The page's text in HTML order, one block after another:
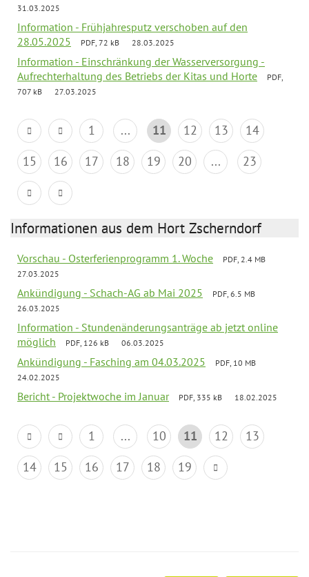
31.03.2025
Information - Frühjahresputz verschoben auf den
28.05.2025
PDF, 72 kB 28.03.2025
Information - Einschränkung der Wasserversorgung -
Aufrechterhaltung des Betriebs der Kitas und Horte
PDF,
707 kB
27.03.2025
1 ... 11 12 13
14
15
16 17 18 19 20 ... 23
Informationen aus dem Hort Zscherndorf
Vorschau - Osterferienprogramm 1. Woche
PDF, 2.4 MB
27.03.2025
Ankündigung - Schach-AG ab Mai 2025
PDF, 6.5 MB
26.03.2025
Information - Stundenänderungsanträge ab jetzt online
möglich
PDF, 126 kB 06.03.2025
Ankündigung - Fasching am 04.03.2025
PDF, 10 MB
24.02.2025
Bericht - Projektwoche im Januar PDF, 335 kB 18.02.2025
1 ... 10 11 12
13
14
15 16 17 18 19